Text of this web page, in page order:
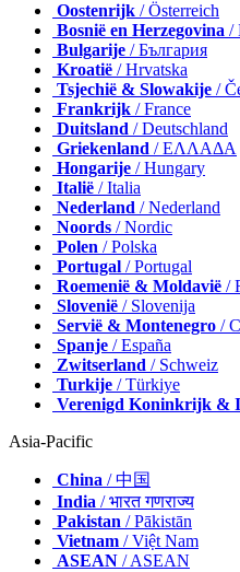
Oostenrijk / Österreich
Bosnië en Herzegovina /
Bulgarije / България
Kroatië / Hrvatska
Tsjechië & Slowakije /
Frankrijk / France
Duitsland / Deutschland
Griekenland / ΕΛΛΑΔΑ
Hongarije / Hungary
Italië / Italia
Nederland / Nederland
Noords / Nordic
Polen / Polska
Portugal / Portugal
Roemenië & Moldavië /
Slovenië / Slovenija
Servië & Montenegro /
Spanje / España
Zwitserland / Schweiz
Turkije / Türkiye
Verenigd Koninkrijk &
Asia-Pacific
China / 中国
India / भारत गणराज्य
Pakistan / Pākistān
Vietnam / Việt Nam
ASEAN / ASEAN